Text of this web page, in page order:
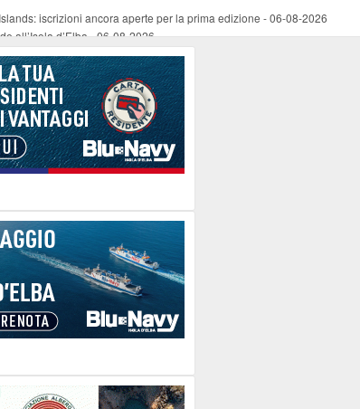
iscrizioni ancora aperte per la prima edizione -06-08-2026
all’Isola d’Elba-06-08-2026
a Capoliveri, illeso il conducente-06-08-2026
biblioteca comunale in occasione del Santo Patrono
Festa di Liberazione: il programma della prima serata